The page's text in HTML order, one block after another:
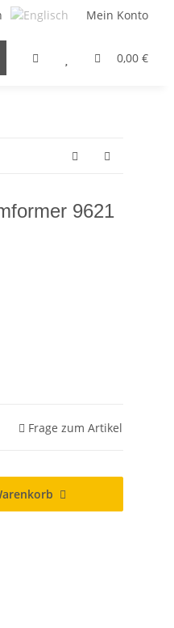
Mein Konto
0,00 €
HYDRAULIK
9621
Frage zum Artikel